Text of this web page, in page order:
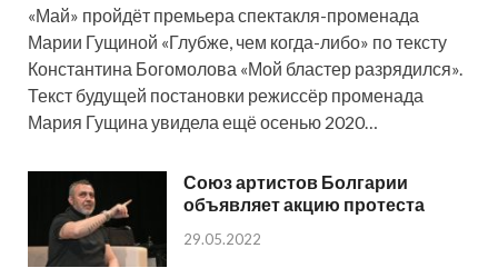
«Май» пройдёт премьера спектакля-променада
Марии Гущиной «Глубже, чем когда-либо» по тексту
Константина Богомолова «Мой бластер разрядился».
Текст будущей постановки режиссёр променада
Мария Гущина увидела ещё осенью 2020…
Союз артистов Болгарии
объявляет акцию протеста
29.05.2022